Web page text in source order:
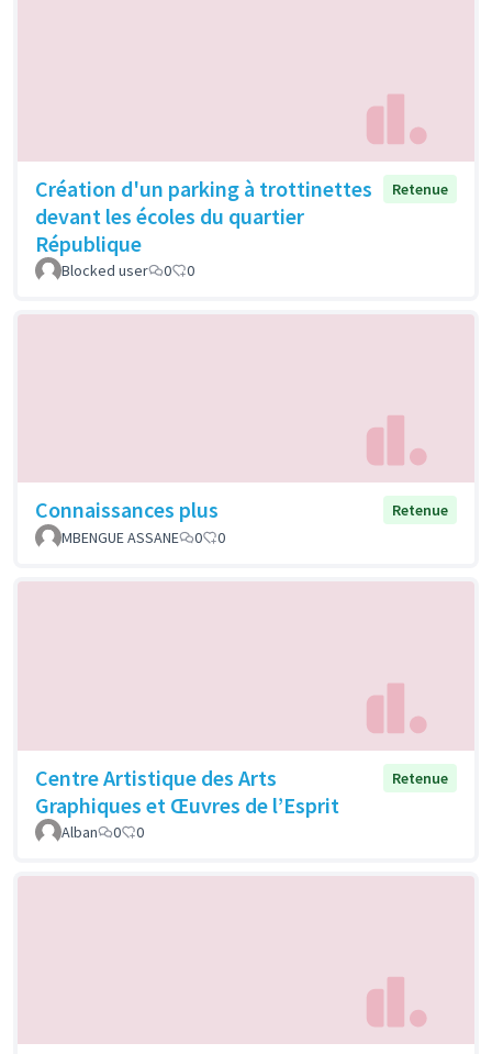
Création d'un parking à trottinettes
devant les écoles du quartier
République
Retenue
Blocked user 0 0
Connaissances plus
Retenue
MBENGUE ASSANE
0 0
Centre Artistique des Arts
Graphiques et Œuvres de l’Esprit
Retenue
Alban 0 0